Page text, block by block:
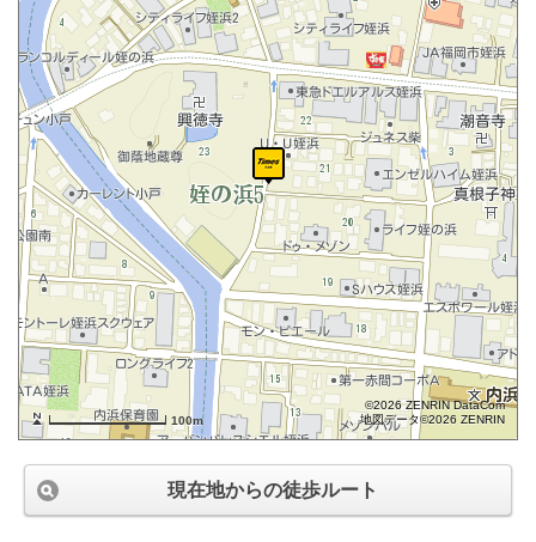
100m
©2026 ZENRIN DataCom
地図データ©2026 ZENRIN
現在地からの徒歩ルート